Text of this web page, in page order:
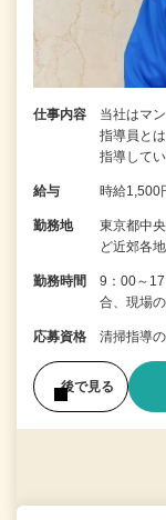
仕事内容
当社はマ
指導員と
指導して
給与 時給1,500
勤務地
東京都中
ど近郊各地
勤務時間
9：00～
合、現場
応募資格 清掃指導
後で見る